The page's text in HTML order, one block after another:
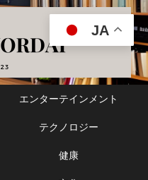
エンターテインメント
テクノロジー
健康
JA